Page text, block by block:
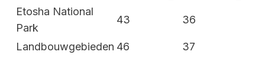
Etosha National
Park
43 36
Landbouwgebieden 46 37